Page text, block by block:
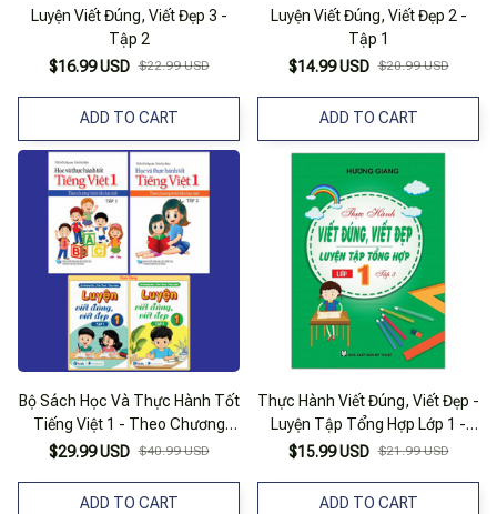
Luyện Viết Đúng, Viết Đẹp 3 -
Tập 2
$16.99 USD $22.99 USD
ADD TO CART
Luyện Viết Đúng, Viết Đẹp 2 -
Tập 1
$14.99 USD $20.99 USD
ADD TO CART
Bộ Sách Học Và Thực Hành Tốt
Tiếng Việt 1 - Theo Chương
Trình Tiểu Học Mới - Tập 1 +
Sách Luyện Viết Đúng, Viết Đẹp
$29.99 USD $40.99 USD
ADD TO CART
Thực Hành Viết Đúng, Viết Đẹp -
Luyện Tập Tổng Hợp Lớp 1 -
Tập 3
$15.99 USD $21.99 USD
ADD TO CART